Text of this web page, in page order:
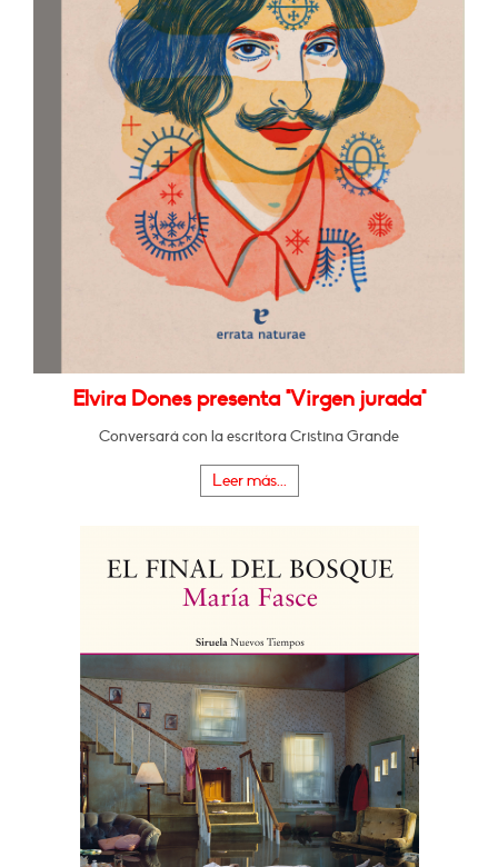
Elvira Dones presenta "Virgen jurada"
Conversará con la escritora Cristina Grande
Leer más...